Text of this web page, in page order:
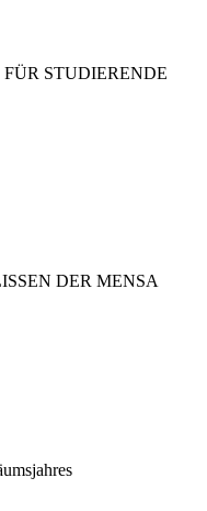
STUDIERENDE
DER MENSA